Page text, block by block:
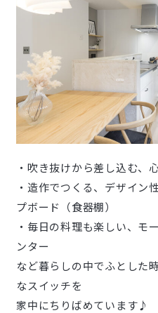
・吹き抜けから差し込む、
・造作でつくる、デザイン
プボード（食器棚）
・毎日の料理も楽しい、モ
ンター
など暮らしの中でふとした
なスイッチを
家中にちりばめています♪